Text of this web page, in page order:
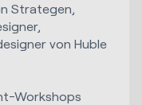
Strategen,
von Huble
Workshops